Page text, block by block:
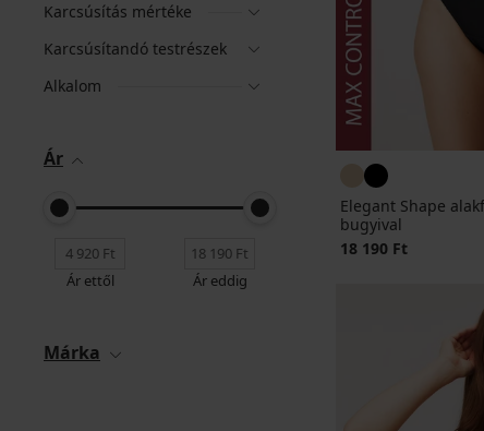
Karcsúsítás mértéke
Karcsúsítandó testrészek
Alkalom
Ár
Ár ettől Ár eddig
Márka
Elegant Shape
bugyival
18 190 Ft